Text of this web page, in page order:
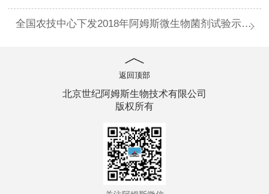
全国农技中心下发2018年阿姆斯微生物菌剂试验示范工作通知
返回顶部
北京世纪阿姆斯生物技术有限公司
版权所有